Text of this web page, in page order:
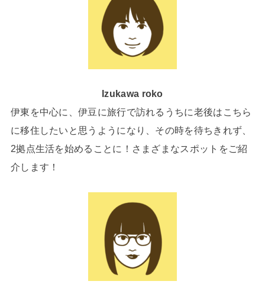
Izukawa roko
伊東を中心に、伊豆に旅行で訪れるうちに老後はこちら
に移住したいと思うようになり、その時を待ちきれず、
2拠点生活を始めることに！さまざまなスポットをご紹
介します！